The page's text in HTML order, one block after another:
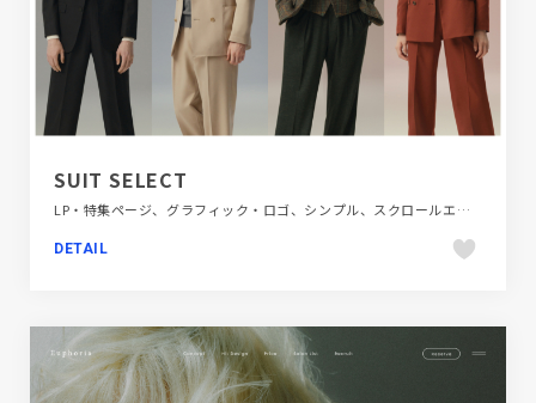
SUIT SELECT
LP・特集ページ、グラフィック・ロゴ、シンプル、スクロールエフェクト、スタイリッシュ、ダイナミック、ファッション・ビューティー、フラットデザイン、ブランド・サービスサイト、ホワイト系、モーション多め、動画が流れる、大きめ写真、施設・店舗サイト、映像
DETAIL